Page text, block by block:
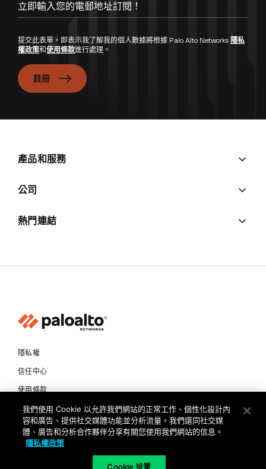
提交此表單，即表示我了解我的個人數據將根據 Palo Alto Networks 隱私
權政策和使用條款進行處理。
註冊
產品和服務
公司
熱門連結
隱私權
信任中心
使用條款
文件
Copyright © 2026 Palo Alto Networks. All Rights Reserved
我們使用 Cookie 以允許我們網站的正常工作、個性化設計內
容和廣告、提供社交媒體功能並分析流量。我們還同社交媒
體、廣告和分析合作夥伴分享有關您使用我們網站的信息。
隱私權政策
Cookie 设置